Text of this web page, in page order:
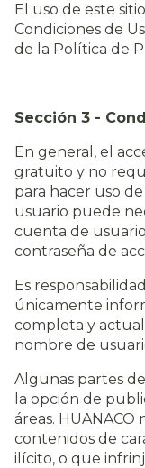
El uso de este
Condiciones de
de la Política de
Sección 3 -
En general, el
gratuito y no
para hacer uso
usuario puede
cuenta de
contraseña de
Es
únicamente
completa y
nombre de
Algunas partes
la opción de
áreas.
contenidos de
ilícito, o que